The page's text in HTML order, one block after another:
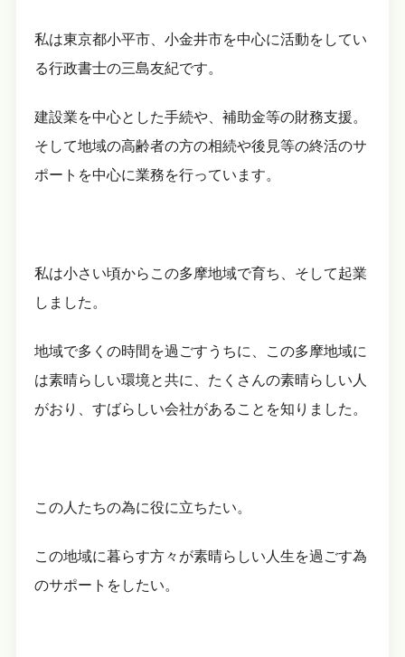
私は東京都小平市、小金井市を中心に活動をしてい
る行政書士の三島友紀です。
建設業を中心とした手続や、補助金等の財務支援。
そして地域の高齢者の方の相続や後見等の終活のサ
ポートを中心に業務を行っています。
私は小さい頃からこの多摩地域で育ち、そして起業
しました。
地域で多くの時間を過ごすうちに、この多摩地域に
は素晴らしい環境と共に、たくさんの素晴らしい人
がおり、すばらしい会社があることを知りました。
この人たちの為に役に立ちたい。
この地域に暮らす方々が素晴らしい人生を過ごす為
のサポートをしたい。